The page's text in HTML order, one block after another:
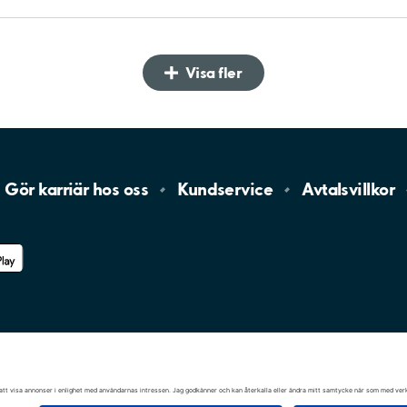
Visa fler
Gör karriär hos oss Kundservice Avtalsvillkor